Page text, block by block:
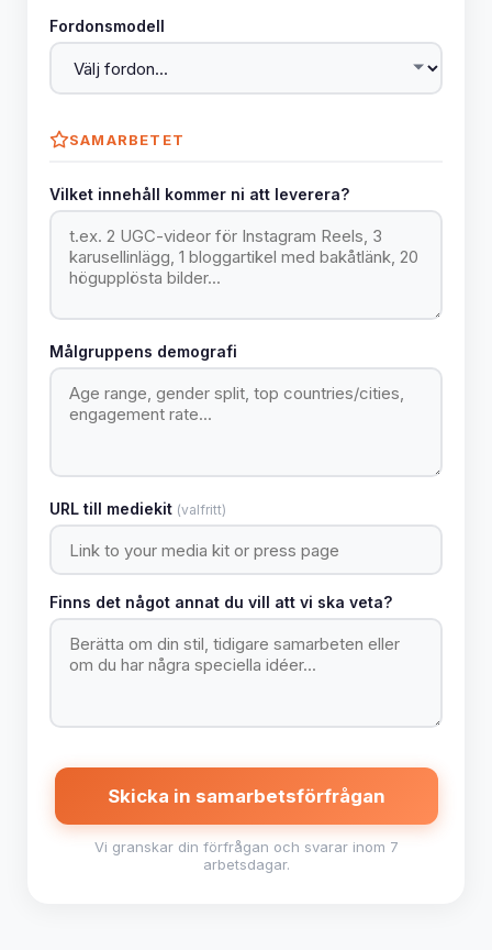
Fordonsmodell
SAMARBETET
Vilket innehåll kommer ni att leverera?
Målgruppens demografi
URL till mediekit (valfritt)
Finns det något annat du vill att vi ska veta?
Skicka in samarbetsförfrågan
Vi granskar din förfrågan och svarar inom 7
arbetsdagar.